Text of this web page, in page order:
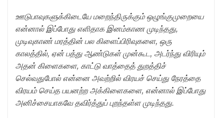
ஊடுபாவுகளுக்கிடையே மறைந்திருக்கும் ஒழுங்குமுறையை
என்னால் இப்போது எளிதாக இனம்காண முடிந்தது,
முடிவுகாண் மரத்தின் பல கிளைப்பிரிவுகளை, ஒரு
காலத்தில், ஏன் பத்து ஆண்டுகள் முன்கூட, அடர்ந்து விரியும்
அதன் கிளைகளை, காட்டு வாத்தைத் துறத்திச்
செல்வதுபோல் என்னை அவற்றில் விரயச் செய்து நேரத்தை
விரயம் செய்த பயனற்ற அக்கிளைகளை, என்னால் இப்போது
அனிச்சையாகவே தவிர்த்துப் புறந்தள்ள முடிந்தது.